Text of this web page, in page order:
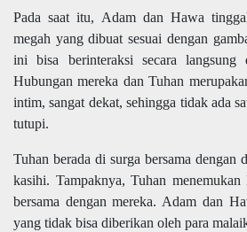
Pada saat itu, Adam dan Hawa
megah yang dibuat sesuai dengan
ini bisa berinteraksi secara langsung
Hubungan mereka dan Tuhan
intim, sangat dekat, sehingga tidak ada
tutupi.
Tuhan berada di surga bersama dengan
kasihi. Tampaknya, Tuhan menemukan
bersama dengan mereka. Adam dan
yang tidak bisa diberikan oleh para